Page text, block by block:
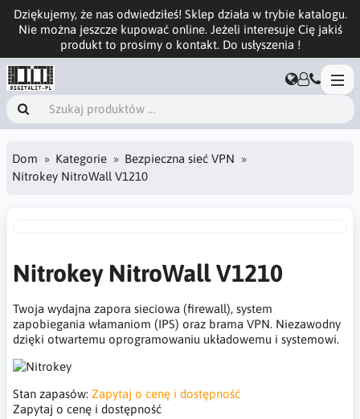
Dziękujemy, że nas odwiedziłeś! Sklep działa w trybie katalogu.
Nie można jeszcze kupować online. Jeżeli interesuje Cię jakiś
produkt to prosimy o kontakt. Do usłyszenia !
Dom Kategorie
Bezpieczna sieć VPN
Nitrokey NitroWall V1210
Nitrokey NitroWall V1210
Twoja wydajna zapora sieciowa (firewall), system
zapobiegania włamaniom (IPS) oraz brama VPN. Niezawodny
dzięki otwartemu oprogramowaniu układowemu i systemowi.
Stan zapasów: Zapytaj o cenę i dostępność
Zapytaj o cenę i dostępność